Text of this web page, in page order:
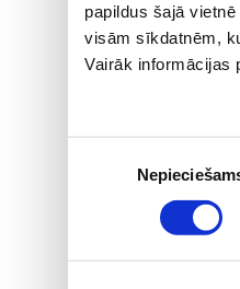
papildus šajā
visām sīkdatnēm,
Vairāk informācijas